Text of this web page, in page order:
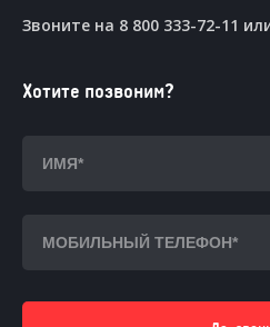
Звоните на 8 800 333-72-11
Хотите позвоним?